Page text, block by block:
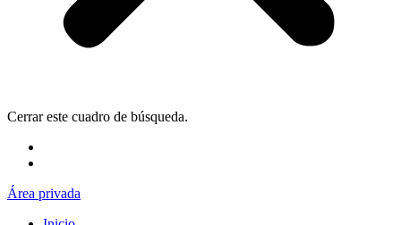
Cerrar este cuadro de búsqueda.
Área privada